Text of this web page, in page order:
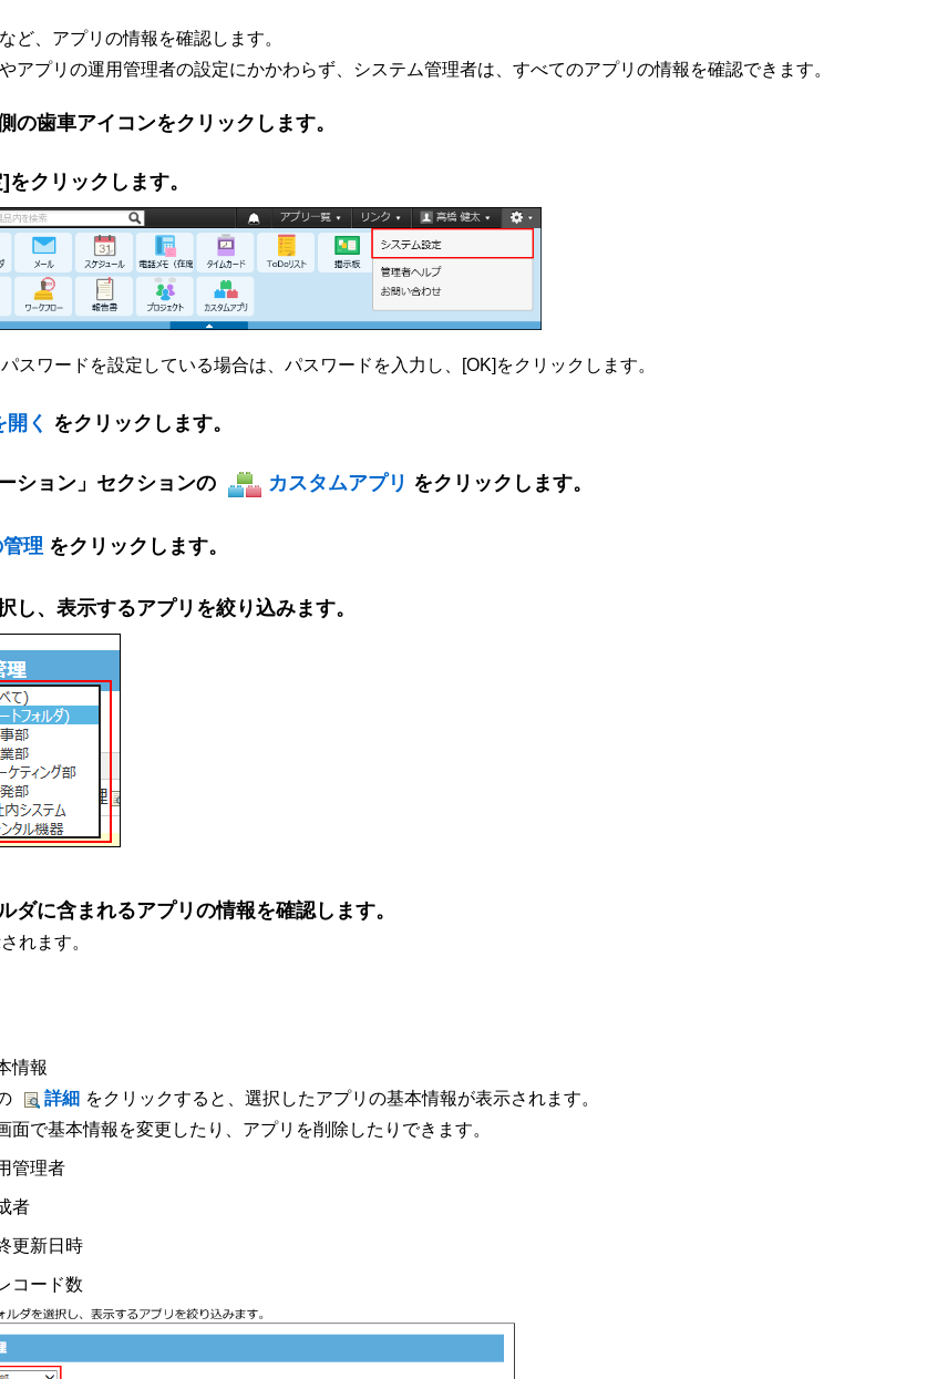
ど、アプリの情報を確認します。
アプリの運用管理者の設定にかかわらず、システム管理者は、すべてのアプリの情報を確認できます。
の歯車アイコンをクリックします。
クリックします。
スワードを設定している場合は、パスワードを入力し、[OK]をクリックします。
く をクリックします。
ション」セクションの カスタムアプリ をクリックします。
理 をクリックします。
し、表示するアプリを絞り込みます。
ダに含まれるアプリの情報を確認します。
れます。
情報
詳細 をクリックすると、選択したアプリの基本情報が表示されます。
面で基本情報を変更したり、アプリを削除したりできます。
管理者
者
更新日時
コード数